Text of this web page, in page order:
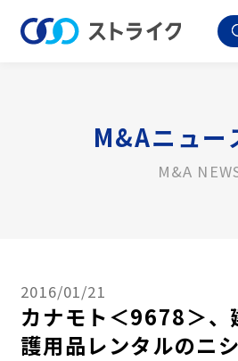
M&Aニュー
M&A
2016/01/21
カナモト＜9678＞、
護用品レンタルのニ